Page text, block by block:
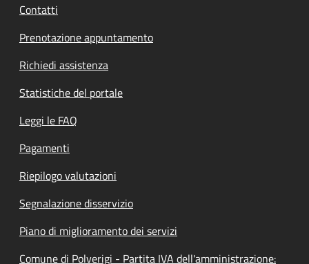
Contatti
Prenotazione appuntamento
Richiedi assistenza
Statistiche del portale
Leggi le FAQ
Pagamenti
Riepilogo valutazioni
Segnalazione disservizio
Piano di miglioramento dei servizi
Comune di Polverigi - Partita IVA dell'amministrazione: